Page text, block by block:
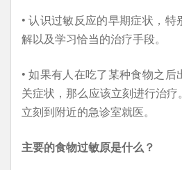
• 认识过敏反应的早期症状，特
解以及学习恰当的治疗手段。
• 如果有人在吃了某种食物之
关症状，那么应该立刻进行治疗
立刻到附近的急诊室就医。
主要的食物过敏原是什么？